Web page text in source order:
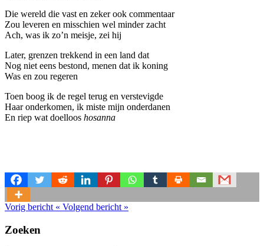
Die wereld die vast en zeker ook commentaar
Zou leveren en misschien wel minder zacht
Ach, was ik zo’n meisje, zei hij
Later, grenzen trekkend in een land dat
Nog niet eens bestond, menen dat ik koning
Was en zou regeren
Toen boog ik de regel terug en verstevigde
Haar onderkomen, ik miste mijn onderdanen
En riep wat doelloos hosanna
Vorig bericht « Volgend bericht »
Zoeken